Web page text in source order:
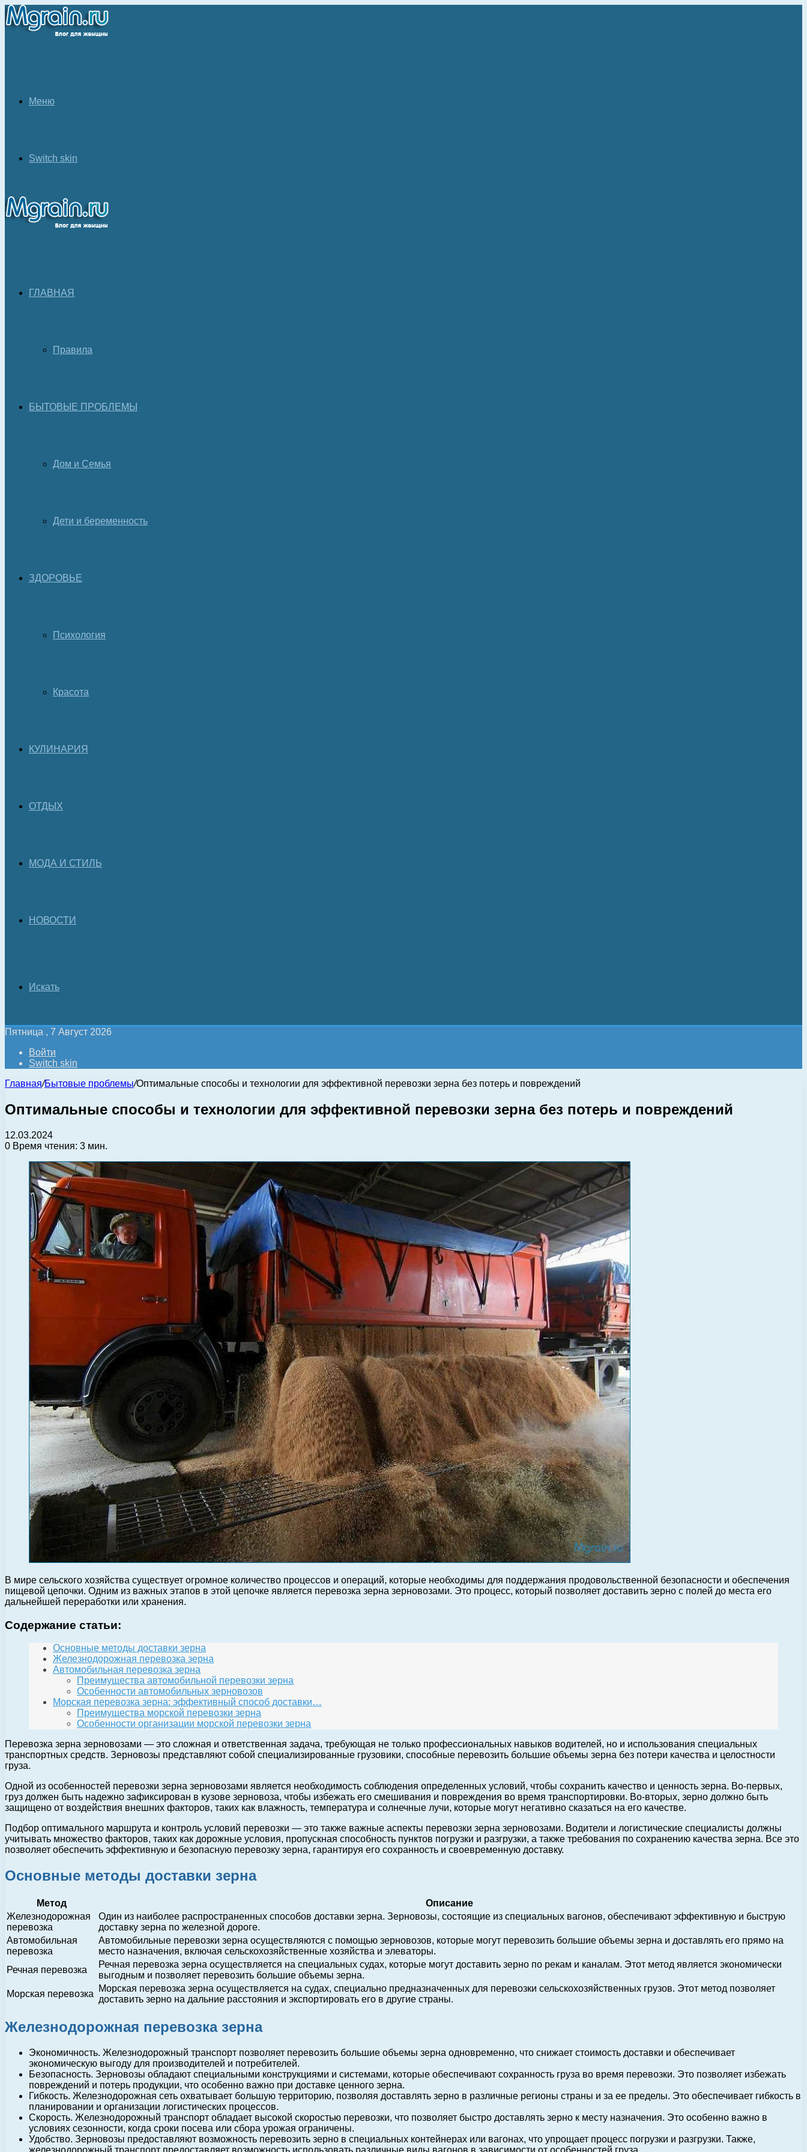
Меню
Switch skin
ГЛАВНАЯ
Правила
БЫТОВЫЕ ПРОБЛЕМЫ
Дом и Семья
Дети и беременность
ЗДОРОВЬЕ
Психология
Красота
КУЛИНАРИЯ
ОТДЫХ
МОДА И СТИЛЬ
НОВОСТИ
Искать
Пятница , 7 Август 2026
Войти
Switch skin
Главная/Бытовые проблемы/Оптимальные способы и технологии для эффективной перевозки зерна без потерь и повреждений
Оптимальные способы и технологии для эффективной перевозки зерна без потерь и повреждений
12.03.2024
0 Время чтения: 3 мин.
В мире сельского хозяйства существует огромное количество процессов и операций, которые необходимы для поддержания продовольственной безопасности и обеспечения
пищевой цепочки. Одним из важных этапов в этой цепочке является перевозка зерна зерновозами. Это процесс, который позволяет доставить зерно с полей до места его
дальнейшей переработки или хранения.
Содержание статьи:
Основные методы доставки зерна
Железнодорожная перевозка зерна
Автомобильная перевозка зерна
Преимущества автомобильной перевозки зерна
Особенности автомобильных зерновозов
Морская перевозка зерна: эффективный способ доставки…
Преимущества морской перевозки зерна
Особенности организации морской перевозки зерна
Перевозка зерна зерновозами — это сложная и ответственная задача, требующая не только профессиональных навыков водителей, но и использования специальных
транспортных средств. Зерновозы представляют собой специализированные грузовики, способные перевозить большие объемы зерна без потери качества и целостности
груза.
Одной из особенностей перевозки зерна зерновозами является необходимость соблюдения определенных условий, чтобы сохранить качество и ценность зерна. Во-первых,
груз должен быть надежно зафиксирован в кузове зерновоза, чтобы избежать его смешивания и повреждения во время транспортировки. Во-вторых, зерно должно быть
защищено от воздействия внешних факторов, таких как влажность, температура и солнечные лучи, которые могут негативно сказаться на его качестве.
Подбор оптимального маршрута и контроль условий перевозки — это также важные аспекты перевозки зерна зерновозами. Водители и логистические специалисты должны
учитывать множество факторов, таких как дорожные условия, пропускная способность пунктов погрузки и разгрузки, а также требования по сохранению качества зерна. Все это
позволяет обеспечить эффективную и безопасную перевозку зерна, гарантируя его сохранность и своевременную доставку.
Основные методы доставки зерна
Метод
Описание
Железнодорожная
перевозка
Один из наиболее распространенных способов доставки зерна. Зерновозы, состоящие из специальных вагонов, обеспечивают эффективную и быструю
доставку зерна по железной дороге.
Автомобильная
перевозка
Автомобильные перевозки зерна осуществляются с помощью зерновозов, которые могут перевозить большие объемы зерна и доставлять его прямо на
место назначения, включая сельскохозяйственные хозяйства и элеваторы.
Речная перевозка
Речная перевозка зерна осуществляется на специальных судах, которые могут доставить зерно по рекам и каналам. Этот метод является экономически
выгодным и позволяет перевозить большие объемы зерна.
Морская перевозка
Морская перевозка зерна осуществляется на судах, специально предназначенных для перевозки сельскохозяйственных грузов. Этот метод позволяет
доставить зерно на дальние расстояния и экспортировать его в другие страны.
Железнодорожная перевозка зерна
Экономичность. Железнодорожный транспорт позволяет перевозить большие объемы зерна одновременно, что снижает стоимость доставки и обеспечивает
экономическую выгоду для производителей и потребителей.
Безопасность. Зерновозы обладают специальными конструкциями и системами, которые обеспечивают сохранность груза во время перевозки. Это позволяет избежать
повреждений и потерь продукции, что особенно важно при доставке ценного зерна.
Гибкость. Железнодорожная сеть охватывает большую территорию, позволяя доставлять зерно в различные регионы страны и за ее пределы. Это обеспечивает гибкость в
планировании и организации логистических процессов.
Скорость. Железнодорожный транспорт обладает высокой скоростью перевозки, что позволяет быстро доставлять зерно к месту назначения. Это особенно важно в
условиях сезонности, когда сроки посева или сбора урожая ограничены.
Удобство. Зерновозы предоставляют возможность перевозить зерно в специальных контейнерах или вагонах, что упрощает процесс погрузки и разгрузки. Также,
железнодорожный транспорт предоставляет возможность использовать различные виды вагонов в зависимости от особенностей груза.